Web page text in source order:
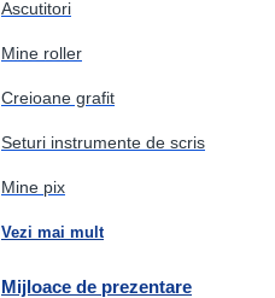
Ascutitori
Mine roller
Creioane grafit
Seturi instrumente de scris
Mine pix
Vezi mai mult
Mijloace de prezentare